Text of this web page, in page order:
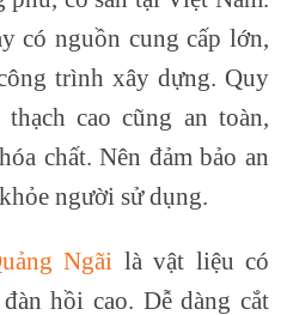
có nguồn cung cấp lớn,
trình xây dựng. Quy
cao cũng an toàn,
chất. Nên đảm bảo an
người sử dụng.
Ngãi là vật liệu có
hồi cao. Dễ dàng cắt